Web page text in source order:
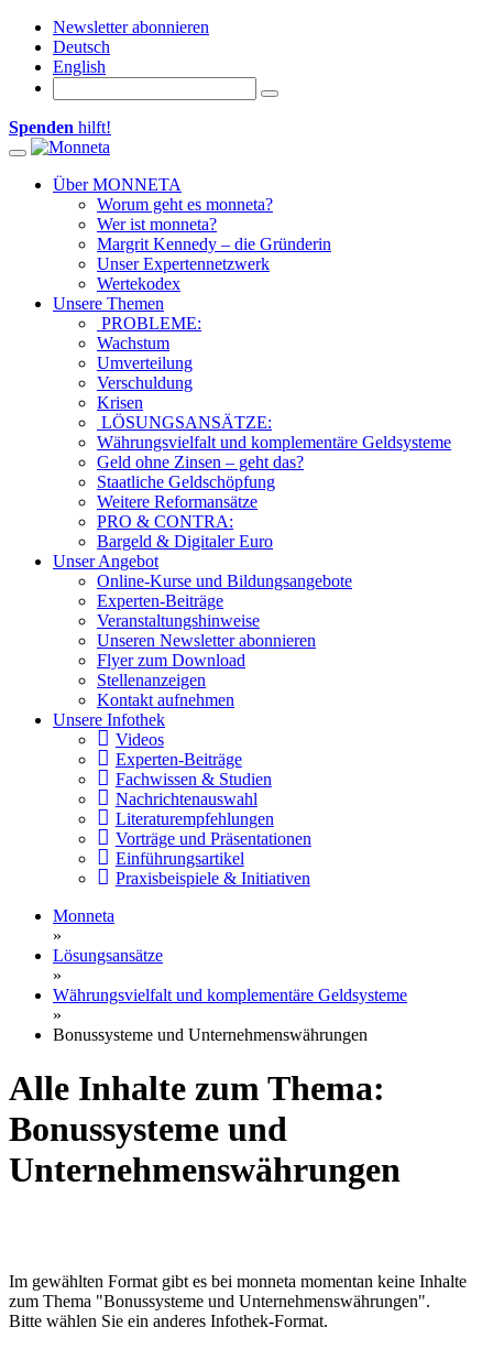
Newsletter abonnieren
Deutsch
English
Spenden hilft!
Toggle navigation
Über MONNETA
Worum geht es monneta?
Wer ist monneta?
Margrit Kennedy – die Gründerin
Unser Expertennetzwerk
Wertekodex
Unsere Themen
PROBLEME:
Wachstum
Umverteilung
Verschuldung
Krisen
LÖSUNGSANSÄTZE:
Währungsvielfalt und komplementäre Geldsysteme
Geld ohne Zinsen – geht das?
Staatliche Geldschöpfung
Weitere Reformansätze
PRO & CONTRA:
Bargeld & Digitaler Euro
Unser Angebot
Online-Kurse und Bildungsangebote
Experten-Beiträge
Veranstaltungshinweise
Unseren Newsletter abonnieren
Flyer zum Download
Stellenanzeigen
Kontakt aufnehmen
Unsere Infothek
Videos
Experten-Beiträge
Fachwissen & Studien
Nachrichtenauswahl
Literaturempfehlungen
Vorträge und Präsentationen
Einführungsartikel
Praxisbeispiele & Initiativen
Monneta
»
Lösungsansätze
»
Währungsvielfalt und komplementäre Geldsysteme
»
Bonussysteme und Unternehmenswährungen
Alle Inhalte zum Thema:
Bonussysteme und
Unternehmenswährungen
Im gewählten Format gibt es bei monneta momentan keine Inhalte
zum Thema "Bonussysteme und Unternehmenswährungen".
Bitte wählen Sie ein anderes Infothek-Format.